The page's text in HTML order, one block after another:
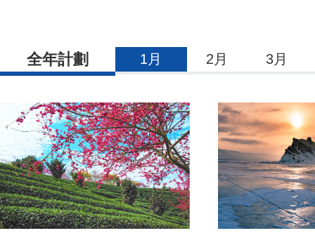
全年計劃 1月 2月 3月